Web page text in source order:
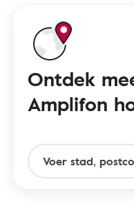
Ontdek
Amplifon